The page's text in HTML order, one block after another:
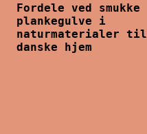
Fordele ved smukke
plankegulve i
naturmaterialer til
danske hjem